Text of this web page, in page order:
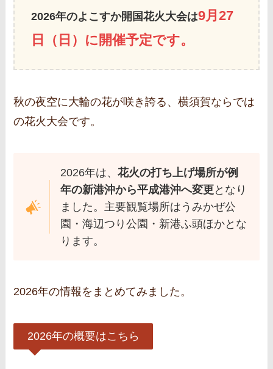
2026年のよこすか開国花火大会は9月27
日（日）に開催予定です。
秋の夜空に大輪の花が咲き誇る、横須賀ならでは
の花火大会です。
2026年は、 花火の打ち上げ場所が例
年の新港沖から平成港沖へ変更となり
ました。主要観覧場所はうみかぜ公
園・海辺つり公園・新港ふ頭ほかとな
ります。
2026年の情報をまとめてみました。
2026年の概要はこちら